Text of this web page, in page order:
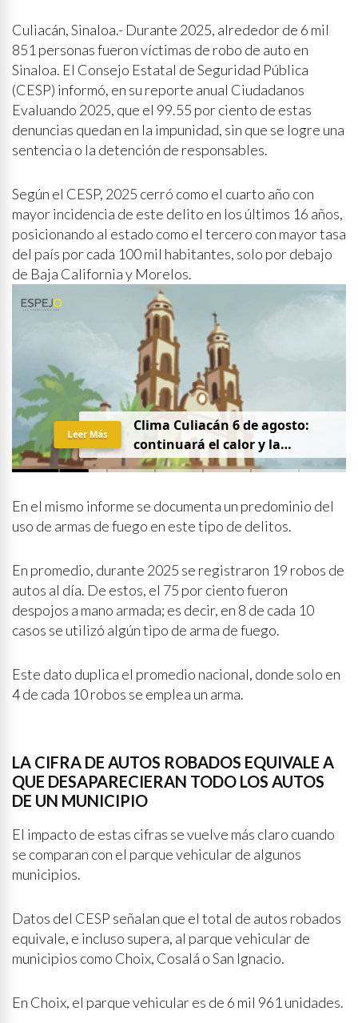
Culiacán, Sinaloa.- Durante 2025, alrededor de 6 mil
851 personas fueron víctimas de robo de auto en
Sinaloa. El Consejo Estatal de Seguridad Pública
(CESP) informó, en su reporte anual Ciudadanos
Evaluando 2025, que el 99.55 por ciento de estas
denuncias quedan en la impunidad, sin que se logre una
sentencia o la detención de responsables.
Según el CESP, 2025 cerró como el cuarto año con
mayor incidencia de este delito en los últimos 16 años,
posicionando al estado como el tercero con mayor tasa
del país por cada 100 mil habitantes, solo por debajo
de Baja California y Morelos.
Clima Culiacán 6 de agosto:
continuará el calor y la
probabilidad de lluvia
Leer Más
En el mismo informe se documenta un predominio del
uso de armas de fuego en este tipo de delitos.
En promedio, durante 2025 se registraron 19 robos de
autos al día. De estos, el 75 por ciento fueron
despojos a mano armada; es decir, en 8 de cada 10
casos se utilizó algún tipo de arma de fuego.
Este dato duplica el promedio nacional, donde solo en
4 de cada 10 robos se emplea un arma.
LA CIFRA DE AUTOS ROBADOS EQUIVALE A
QUE DESAPARECIERAN TODO LOS AUTOS
DE UN MUNICIPIO
El impacto de estas cifras se vuelve más claro cuando
se comparan con el parque vehicular de algunos
municipios.
Datos del CESP señalan que el total de autos robados
equivale, e incluso supera, al parque vehicular de
municipios como Choix, Cosalá o San Ignacio.
En Choix, el parque vehicular es de 6 mil 961 unidades.